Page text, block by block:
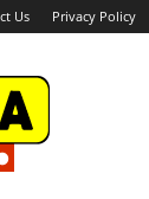
Us Privacy Policy